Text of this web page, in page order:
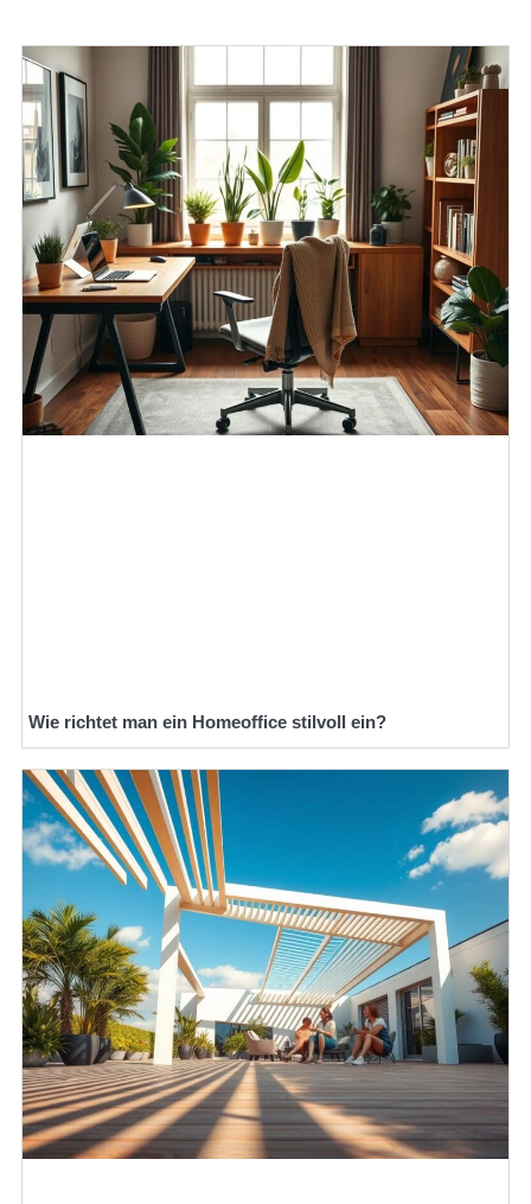
Wie richtet man ein Homeoffice stilvoll ein?